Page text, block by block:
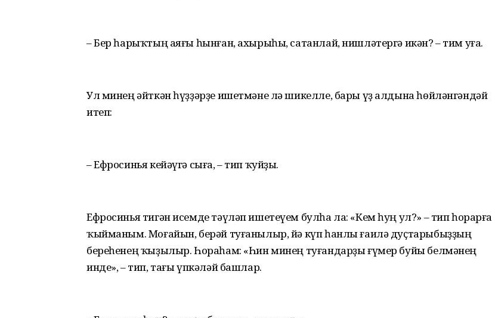
– Бер һарыҡтың аяғы һынған, ахырыһы, сатанлай, нишләтергә икән? – тим уға.
Ул минең әйткән һүҙҙәрҙе ишетмәне лә шикелле, бары үҙ алдына һөйләнгәндәй
итеп:
– Ефросинья кейәүгә сыға, – тип ҡуйҙы.
Ефросинья тигән исемде тәүләп ишетеүем булһа ла: «Кем һуң ул?» – тип һорарға
ҡыйманым. Моғайын, берәй туғанылыр, йә күп һанлы ғаилә дуҫтарыбыҙҙың
береһенең ҡыҙылыр. Һораһам: «Һин минең туғандарҙы ғүмер буйы белмәнең
инде», – тип, тағы үпкәләй башлар.